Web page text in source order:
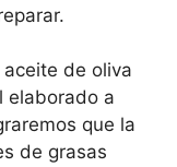
de oliva
elaborado a
que la
de grasas